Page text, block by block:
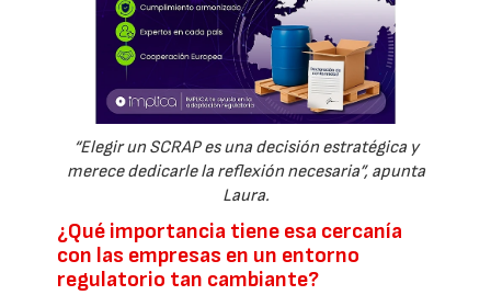
“Elegir un SCRAP es una decisión estratégica y
merece dedicarle la reflexión necesaria”, apunta
Laura.
¿Qué importancia tiene esa cercanía
con las empresas en un entorno
regulatorio tan cambiante?